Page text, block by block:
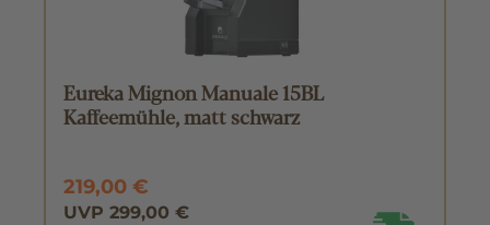
Eureka Mignon Manuale 15BL
Kaffeemühle, matt schwarz
219,00 €
UVP 299,00 €